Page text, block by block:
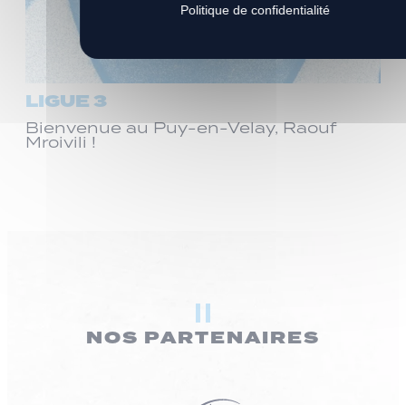
LIGUE 3
Bienvenue au Puy-en-Velay, Raouf
Mroivili !
NOS PARTENAIRES
Politique de confidentialité